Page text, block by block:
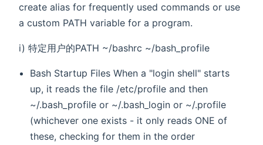
create alias for frequently used commands or use
a custom PATH variable for a program.
i) 特定用户的PATH ~/bashrc ~/bash_profile
Bash Startup Files When a "login shell" starts
up, it reads the file /etc/profile and then
~/.bash_profile or ~/.bash_login or ~/.profile
(whichever one exists - it only reads ONE of
these, checking for them in the order